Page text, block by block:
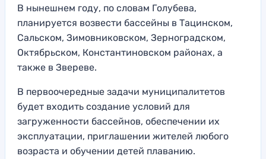
В нынешнем году, по словам Голубева,
планируется возвести бассейны в Тацинском,
Сальском, Зимовниковском, Зерноградском,
Октябрьском, Константиновском районах, а
также в Звереве.
В первоочередные задачи муниципалитетов
будет входить создание условий для
загруженности бассейнов, обеспечении их
эксплуатации, приглашении жителей любого
возраста и обучении детей плаванию.